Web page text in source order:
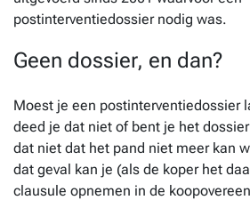
postinterventiedossier nodig was.
Geen dossier, en dan?
Moest je een postinterventiedossier
deed je dat niet of bent je het
dat niet dat het pand niet meer kan
dat geval kan je (als de koper het
clausule opnemen in de